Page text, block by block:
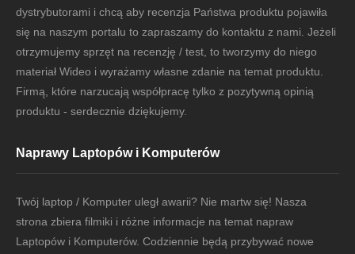
dystrybutorami i chcą aby recenzja Państwa produktu pojawiła
się na naszym portalu to zapraszamy do kontaktu z nami. Jeżeli
otrzymujemy sprzęt na recenzję / test, to tworzymy do niego
materiał Wideo i wyrażamy własne zdanie na temat produktu.
Firmą, które narzucają współpracę tylko z pozytywną opinią
produktu - serdecznie dziękujemy.
Naprawy Laptopów i Komputerów
Twój laptop / Komputer uległ awarii? Nie martw się! Nasza
strona zbiera filmiki i różne informacje na temat napraw
Laptopów i Komputerów. Codziennie będą przybywać nowe